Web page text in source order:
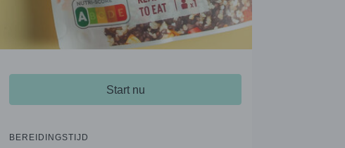
Start nu
BEREIDINGSTIJD